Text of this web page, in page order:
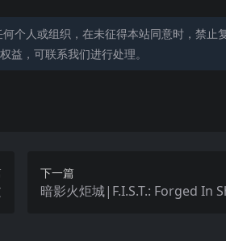
个人或组织，在未征得本站同意时，禁止
益，可联系我们进行处理。
下一篇
暗影火炬城|F.I.S.T.: Forged In